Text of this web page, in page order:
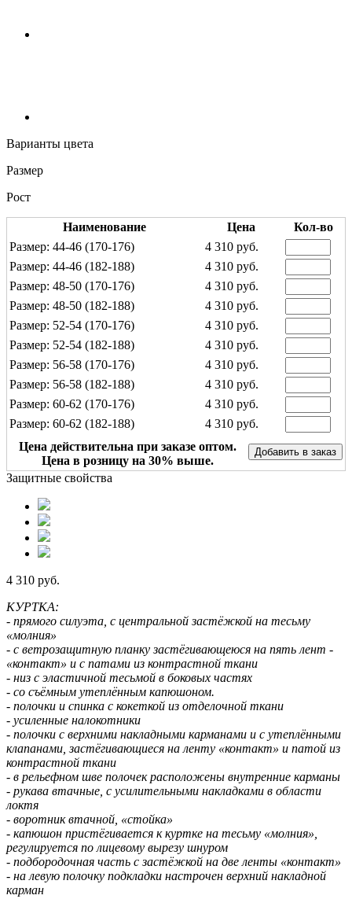
Варианты цвета
Размер
Рост
Наименование Цена
Кол-во
Размер: 44-46 (170-176)
4 310 руб.
Размер: 44-46 (182-188)
4 310 руб.
Размер: 48-50 (170-176)
4 310 руб.
Размер: 48-50 (182-188)
4 310 руб.
Размер: 52-54 (170-176)
4 310 руб.
Размер: 52-54 (182-188)
4 310 руб.
Размер: 56-58 (170-176)
4 310 руб.
Размер: 56-58 (182-188)
4 310 руб.
Размер: 60-62 (170-176)
4 310 руб.
Размер: 60-62 (182-188)
4 310 руб.
Цена действительна при заказе оптом.
Цена в розницу на 30% выше.
Защитные свойства
4 310 руб.
КУРТКА:
- прямого силуэта, с центральной застёжкой на тесьму
«молния»
- с ветрозащитную планку застёгивающеюся на пять лент -
«контакт» и с патами из контрастной ткани
- низ с эластичной тесьмой в боковых частях
- со съёмным утеплённым капюшоном.
- полочки и спинка с кокеткой из отделочной ткани
- усиленные налокотники
- полочки с верхними накладными карманами и с утеплёнными
клапанами, застёгивающиеся на ленту «контакт» и патой из
контрастной ткани
- в рельефном шве полочек расположены внутренние карманы
- рукава втачные, с усилительными накладками в области
локтя
- воротник втачной, «стойка»
- капюшон пристёгивается к куртке на тесьму «молния»,
регулируется по лицевому вырезу шнуром
- подбородочная часть с застёжкой на две ленты «контакт»
- на левую полочку подкладки настрочен верхний накладной
карман